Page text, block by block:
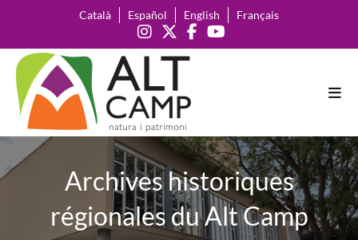
Català Español English Français
Archives historiques
régionales du Alt Camp